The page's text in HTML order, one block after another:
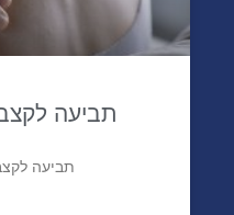
תביעה
תביעה